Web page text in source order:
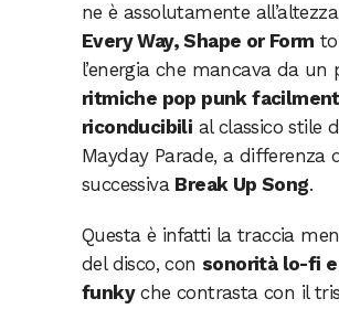
ne è assolutamente
Every Way, Shape or Form
l’energia che mancava da un
ritmiche pop punk
riconducibili al classico stile
Mayday Parade, a differenza
successiva Break Up Song.
Questa è infatti la traccia
del disco, con sonorità lo-fi
funkyche contrasta con il